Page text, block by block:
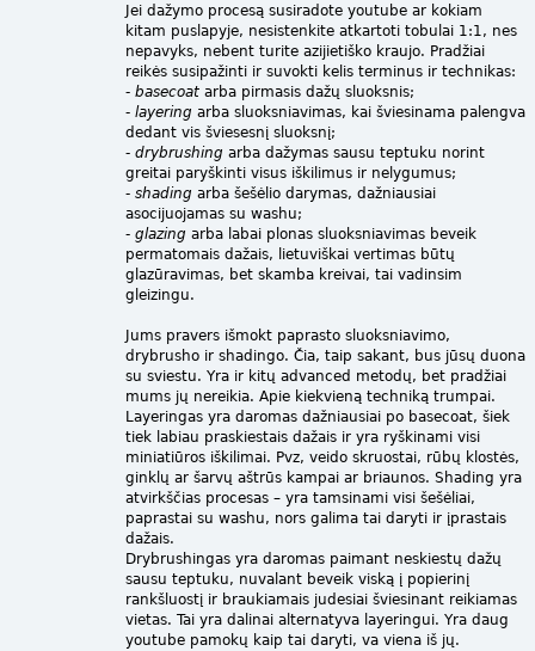
Jei dažymo procesą susiradote youtube ar kokiam
kitam puslapyje, nesistenkite atkartoti tobulai 1:1, nes
nepavyks, nebent turite azijietiško kraujo. Pradžiai
reikės susipažinti ir suvokti kelis terminus ir technikas:
- basecoatarba pirmasis dažų sluoksnis;
- layering arba sluoksniavimas, kai šviesinama palengva
dedant vis šviesesnį sluoksnį;
- drybrushing arba dažymas sausu teptuku norint
greitai paryškinti visus iškilimus ir nelygumus;
- shading arba šešėlio darymas, dažniausiai
asocijuojamas su washu;
- glazing arba labai plonas sluoksniavimas beveik
permatomais dažais, lietuviškai vertimas būtų
glazūravimas, bet skamba kreivai, tai vadinsim
gleizingu.
Jums pravers išmokt paprasto sluoksniavimo,
drybrusho ir shadingo. Čia, taip sakant, bus jūsų duona
su sviestu. Yra ir kitų advanced metodų, bet pradžiai
mums jų nereikia. Apie kiekvieną techniką trumpai.
Layeringas yra daromas dažniausiai po basecoat, šiek
tiek labiau praskiestais dažais ir yra ryškinami visi
miniatiūros iškilimai. Pvz, veido skruostai, rūbų klostės,
ginklų ar šarvų aštrūs kampai ar briaunos. Shading yra
atvirkščias procesas – yra tamsinami visi šešėliai,
paprastai su washu, nors galima tai daryti ir įprastais
dažais.
Drybrushingas yra daromas paimant neskiestų dažų
sausu teptuku, nuvalant beveik viską į popierinį
rankšluostį ir braukiamais judesiai šviesinant reikiamas
vietas. Tai yra dalinai alternatyva layeringui. Yra daug
youtube pamokų kaip tai daryti, va viena iš jų.